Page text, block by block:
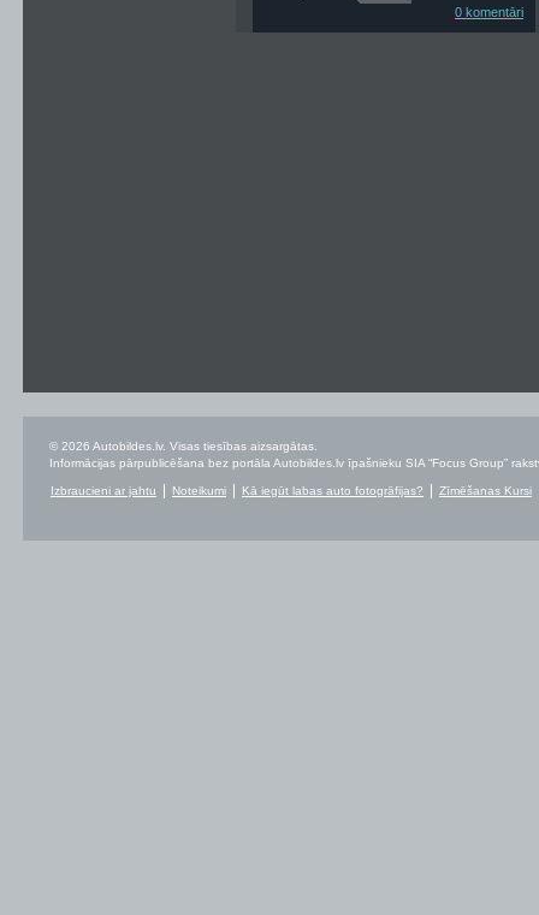
0 komentāri
© 2026 Autobildes.lv. Visas tiesības aizsargātas.
Informācijas pārpublicēšana bez portāla Autobildes.lv īpašnieku SIA “Focus Group”
Izbraucieni ar jahtu Noteikumi Kā iegūt labas auto fotogrāfijas? Zīmēšanas Kursi